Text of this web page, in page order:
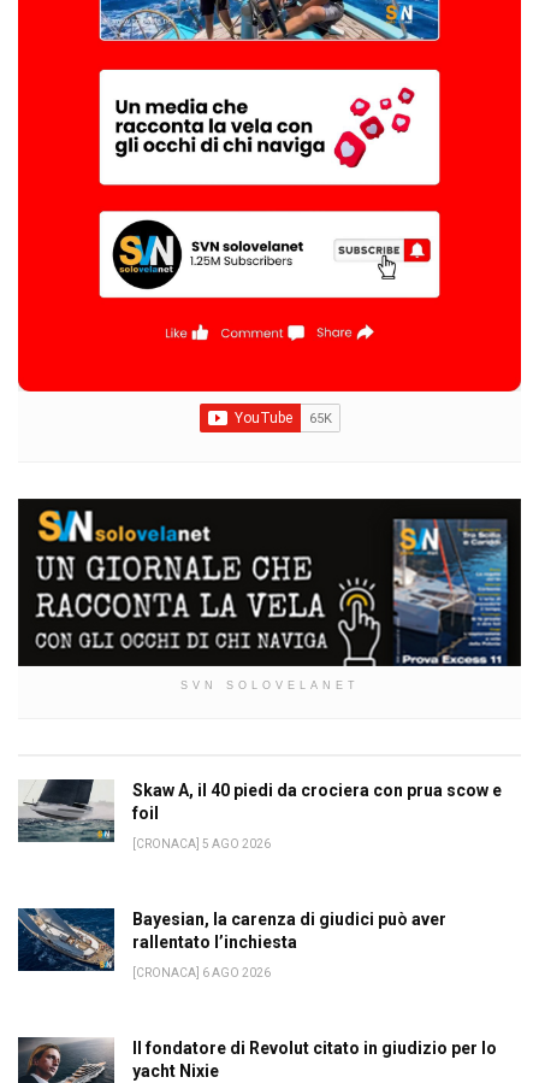
SVN SOLOVELANET
Skaw A, il 40 piedi da crociera con prua scow e
foil
[CRONACA] 5 AGO 2026
Bayesian, la carenza di giudici può aver
rallentato l’inchiesta
[CRONACA] 6 AGO 2026
Il fondatore di Revolut citato in giudizio per lo
yacht Nixie